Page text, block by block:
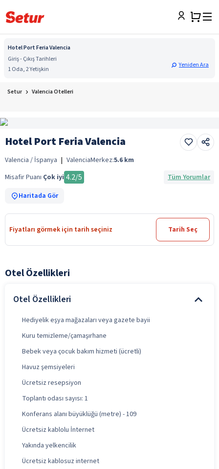
Hotel Port Feria Valencia
Giriş - Çıkış Tarihleri
1 Oda, 2 Yetişkin
Yeniden Ara
Setur Valencia Otelleri
Hotel Port Feria Valencia
Valencia / İspanya | ValenciaMerkez:5.6 km
Misafir Puanı Çok iyi 4.2/5
Tüm Yorumlar
Haritada Gör
Fiyatları görmek için tarih seçiniz Tarih Seç
Otel Özellikleri
Otel Özellikleri
Hediyelik eşya mağazaları veya gazete bayii
Kuru temizleme/çamaşırhane
Bebek veya çocuk bakım hizmeti (ücretli)
Havuz şemsiyeleri
Ücretsiz resepsiyon
Toplantı odası sayısı: 1
Konferans alanı büyüklüğü (metre) - 109
Ücretsiz kablolu İnternet
Yakında yelkencilik
Ücretsiz kablosuz internet